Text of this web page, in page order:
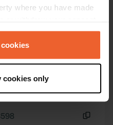
where you have made
or by clicking on
geographical location
several meters
cookies only
Suède